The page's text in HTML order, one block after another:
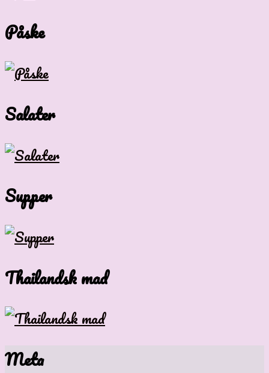
Påske
Salater
Supper
Thailandsk mad
Meta